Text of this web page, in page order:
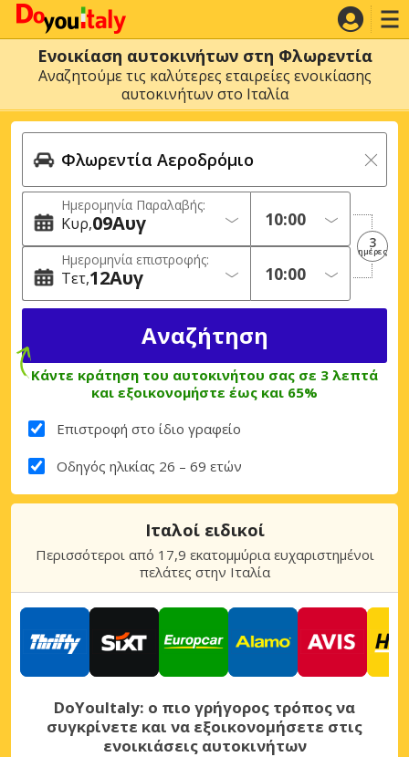
Ενοικίαση αυτοκινήτων στη Φλωρεντία
Αναζητούμε τις καλύτερες εταιρείες ενοικίασης
αυτοκινήτων στο Ιταλία
Ημερομηνία Παραλαβής:
Κυρ 09Αυγ
Ημερομηνία επιστροφής:
Τετ 12Αυγ
3
ημέρες
Κάντε κράτηση του αυτοκινήτου σας σε 3 λεπτά
και εξοικονομήστε έως και 65%
Επιστροφή στο ίδιο γραφείο
Οδηγός ηλικίας 26 – 69 ετών
Ιταλοί ειδικοί
Περισσότεροι από 17,9 εκατομμύρια ευχαριστημένοι
πελάτες στην Ιταλία
DoYouItaly: ο πιο γρήγορος τρόπος να
συγκρίνετε και να εξοικονομήσετε στις
ενοικιάσεις αυτοκινήτων